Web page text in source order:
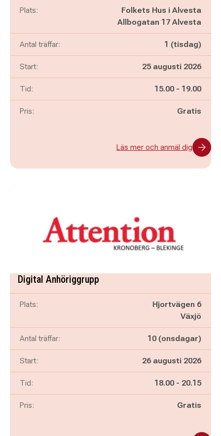
Plats:
Folkets Hus i Alvesta
Allbogatan 17 Alvesta
Antal träffar: 1 (tisdag)
Start: 25 augusti 2026
Tid: Pågår mellan
15.00 - och
19.00
Pris: Gratis
Läs mer och anmäl dig
Digital Anhöriggrupp
Plats:
Hjortvägen 6
Växjö
Antal träffar: 10 (onsdagar)
Start: 26 augusti 2026
Tid: Pågår mellan
18.00 - och
20.15
Pris: Gratis